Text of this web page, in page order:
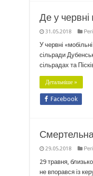
Де у червні
31.05.2018
У червні
сільради
сільрадах та
Детальніше »
Facebook
29.05.2018
29 травня,
не впорався із